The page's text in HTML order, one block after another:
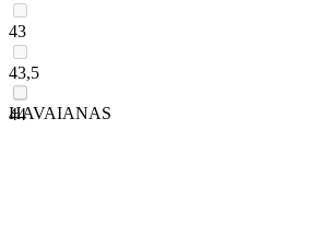
43
43,5
44
HAVAIANAS